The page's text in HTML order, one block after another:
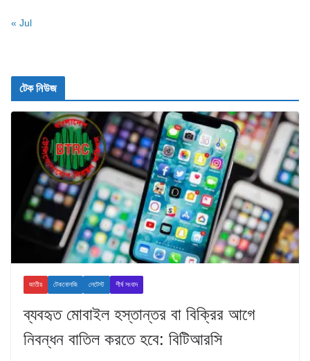
« Jul
টেক নিউজ
জাতীয় টেকনোলজি লেটেস্ট শীর্ষ সংবাদ
ব্যবহৃত মোবাইল হস্তান্তর বা বিক্রির আগে
নিবন্ধন বাতিল করতে হবে: বিটিআরসি